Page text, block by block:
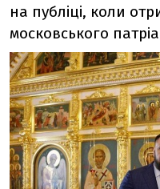
на публіці, коли
московського